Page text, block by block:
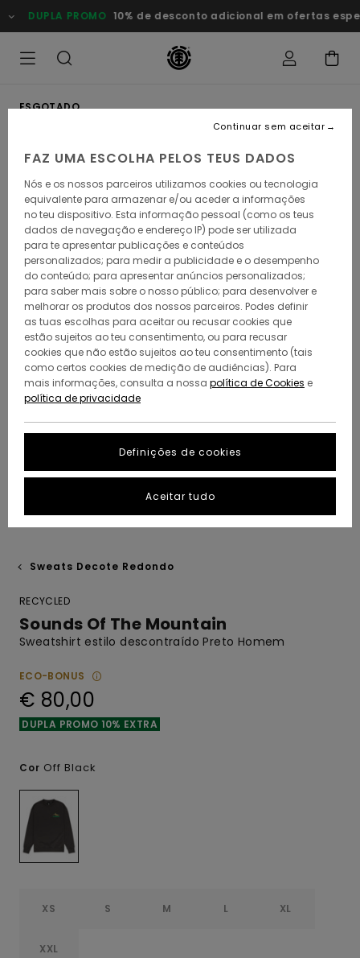
para
a
DUPLA PROMO 10% de desconto adicional em ofertas
ESGOTADO
Sweats Decote Redondo
RECYCLED
Sounds Of The Mountain
Sweatshirt estilo descontraído Preto Homem
ECO-BONUS
€ 80,00
DUPLA PROMO 10% EXTRA
Cor Off Black
XS S M L XL
XXL
FAZ UMA ESCOLHA PELOS TEUS DADOS
Nós e os nossos parceiros utilizamos cookies ou tecnologia
equivalente para armazenar e/ou aceder a informações
no teu dispositivo. Esta informação pessoal (como os teus
dados de navegação e endereço IP) pode ser utilizada
para te apresentar publicações e conteúdos
personalizados; para medir a publicidade e o desempenho
do conteúdo; para apresentar anúncios personalizados;
para saber mais sobre o nosso público; para desenvolver e
melhorar os produtos dos nossos parceiros. Podes definir
as tuas escolhas para aceitar ou recusar cookies que
estão sujeitos ao teu consentimento, ou para recusar
cookies que não estão sujeitos ao teu consentimento (tais
como certos cookies de medição de audiências). Para
mais informações, consulta a nossa política de Cookies e
política de privacidade
Definições de cookies
Continuar sem aceitar
Aceitar tudo